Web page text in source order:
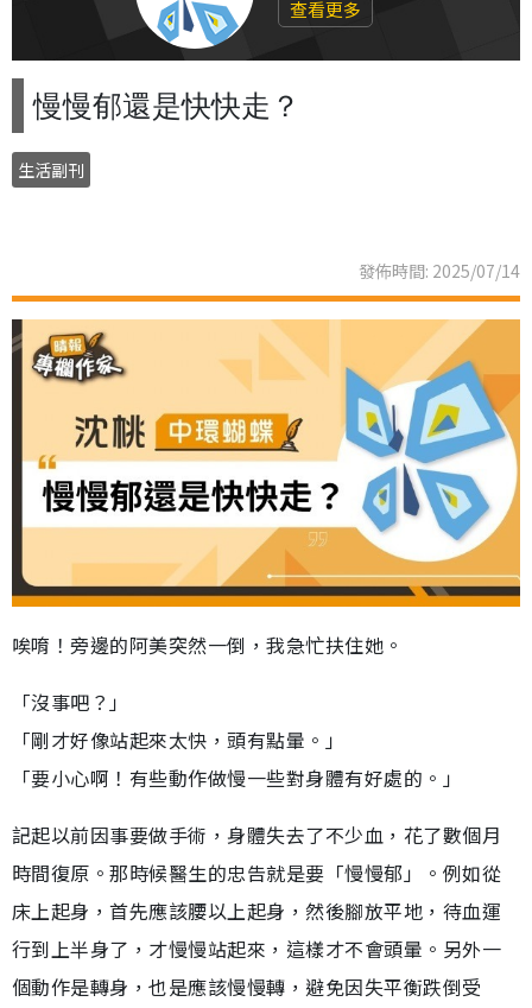
查看更多
慢慢郁還是快快走？
生活副刊
發佈時間: 2025/07/14
唉唷！旁邊的阿美突然一倒，我急忙扶住她。
「沒事吧？」
「剛才好像站起來太快，頭有點暈。」
「要小心啊！有些動作做慢一些對身體有好處的。」
記起以前因事要做手術，身體失去了不少血，花了數個月
時間復原。那時候醫生的忠告就是要「慢慢郁」。例如從
床上起身，首先應該腰以上起身，然後腳放平地，待血運
行到上半身了，才慢慢站起來，這樣才不會頭暈。另外一
個動作是轉身，也是應該慢慢轉，避免因失平衡跌倒受